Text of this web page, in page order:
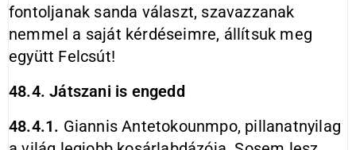
fontoljanak sanda választ, szavazzanak
nemmel a saját kérdéseimre, állítsuk meg
együtt Felcsút!
48.4. Játszani is engedd
48.4.1. Giannis Antetokounmpo, pillanatnyilag